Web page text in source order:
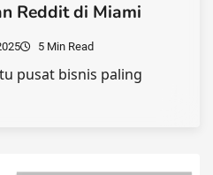
Reddit di Miami
5 Min Read
pusat bisnis paling